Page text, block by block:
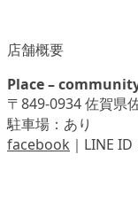
店舗概要
Place –
〒849-0934 佐賀県
駐車場：あり
facebook ｜LINE